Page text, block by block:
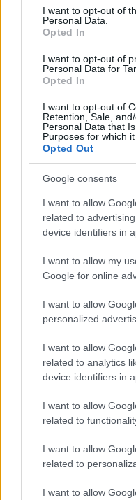
consent section.
I want to opt-out of
Personal Data.
Opted In
I want to opt-out of
Personal Data for
Opted In
I want to opt-out of
Retention, Sale,
Personal Data that
Purposes for which it
Opted Out
Google consents
I want to allow
related to
device identifiers in
I want to allow my
Google for online
I want to allow
personalized
I want to allow
related to analytics
device identifiers in
I want to allow
related to
I want to allow
related to
I want to allow
competenza
alte.
Continua a
NEWS